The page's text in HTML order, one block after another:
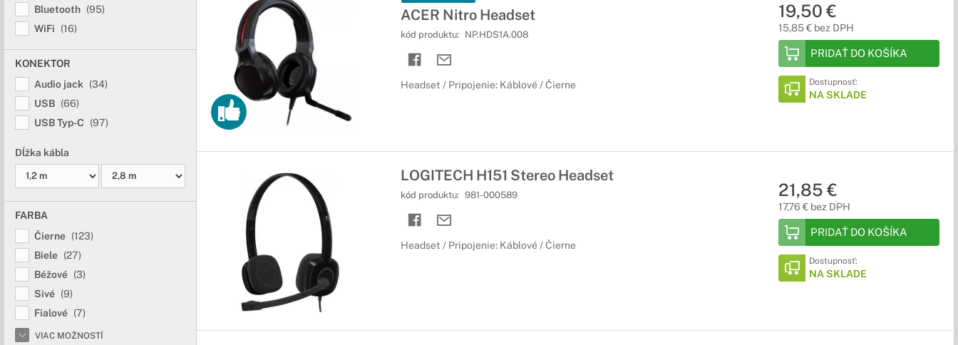
Bluetooth (95)
WiFi
(16)
KONEKTOR
Audio jack
(34)
USB (66)
USB Typ-C
(97)
Dĺžka kábla
FARBA
Čierne (123)
Biele (27)
Béžové (3)
Sivé (9)
Fialové (7)
VIAC MOŽNOSTÍ
ACER Nitro Headset
kód produktu: NP.HDS1A.008
Headset / Pripojenie: Káblové / Čierne
19,50 €
15,85 € bez DPH
PRIDAŤ DO KOŠÍKA
Dostupnosť:
NA SKLADE
LOGITECH H151 Stereo Headset
kód produktu: 981-000589
Headset / Pripojenie: Káblové / Čierne
21,85 €
17,76 € bez DPH
PRIDAŤ DO KOŠÍKA
Dostupnosť:
NA SKLADE